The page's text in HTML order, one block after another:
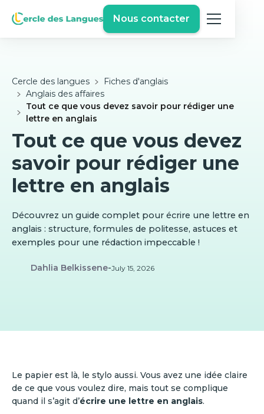
Nous contacter
Cercle des langues
Fiches d'anglais
Anglais des affaires
Tout ce que vous devez savoir pour rédiger une
lettre en anglais
Tout ce que vous devez
savoir pour rédiger une
lettre en anglais
Découvrez un guide complet pour écrire une lettre en
anglais : structure, formules de politesse, astuces et
exemples pour une rédaction impeccable !
Dahlia Belkissene-July 15, 2026
Le papier est là, le stylo aussi. Vous avez une idée claire
de ce que vous voulez dire, mais tout se complique
quand il s’agit d’écrire une lettre en anglais.